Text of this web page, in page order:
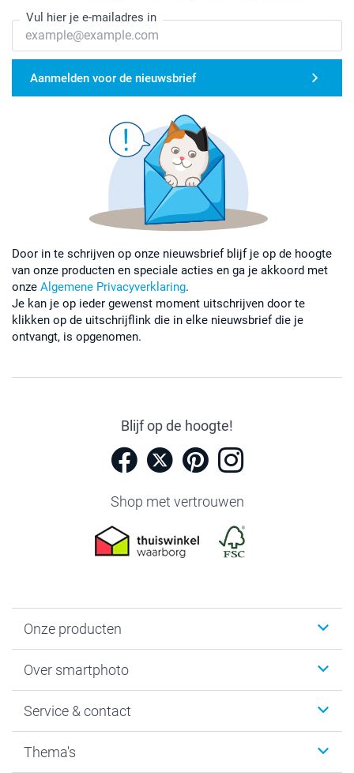
Vul hier je e-mailadres in
Aanmelden voor de nieuwsbrief
Door in te schrijven op onze nieuwsbrief blijf je op de hoogte
van onze producten en speciale acties en ga je akkoord met
onze Algemene Privacyverklaring.
Je kan je op ieder gewenst moment uitschrijven door te
klikken op de uitschrijflink die in elke nieuwsbrief die je
ontvangt, is opgenomen.
Blijf op de hoogte!
Shop met vertrouwen
Onze producten
Fotoboeken
Fotocadeaus
Kaarten
Over smartphoto
Vacatures
Bestelproces
Service & contact
Tevredenheidsgarantie
Thema's